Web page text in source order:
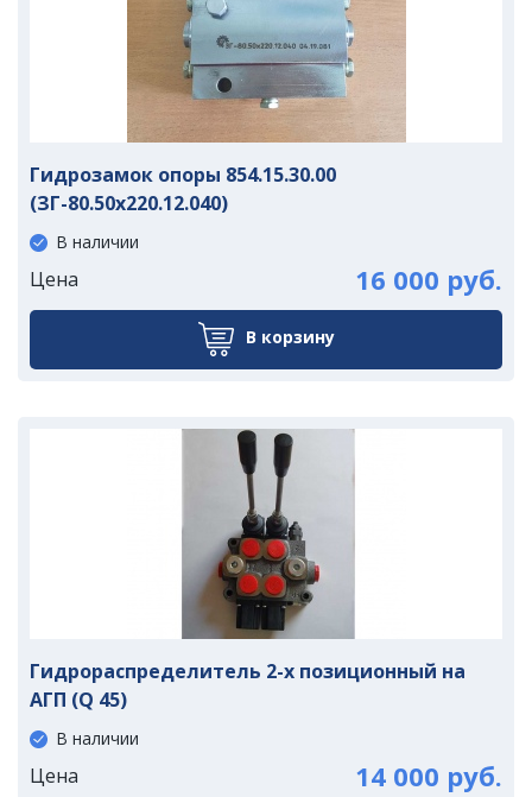
Гидрозамок опоры 854.15.30.00
(ЗГ-80.50х220.12.040)
В наличии
Цена 16 000 руб.
В корзину
Гидрораспределитель 2-х позиционный на
АГП (Q 45)
В наличии
Цена 14 000 руб.